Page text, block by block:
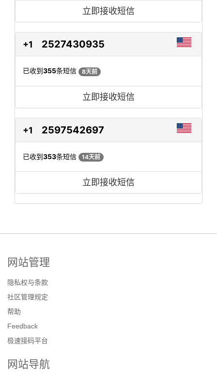
立即接收短信
+1 2527430935
已收到355条短信 8天前
立即接收短信
+1 2597542697
已收到353条短信 14天前
立即接收短信
网站管理
隐私权与条款
社区管理规定
帮助
Feedback
极速接码平台
网站导航